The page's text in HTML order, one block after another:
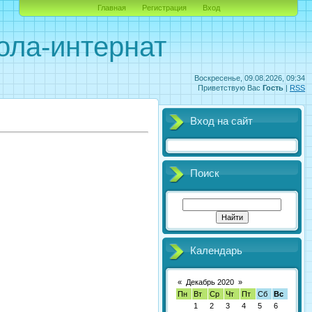
Воскресенье, 09.08.2026, 09:34
Приветствую Вас Гость | RSS
интернат
Главная Регистрация Вход
Вход на сайт
Поиск
Календарь
« Декабрь 2020 »
Пн
Вт Ср Чт Пт Сб
Вс
1
2 3 4 5 6